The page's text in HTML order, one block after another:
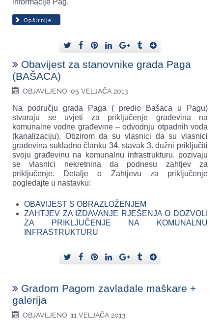
Opširnije...
Obavijest za stanovnike grada Paga
(BAŠACA)
OBJAVLJENO: 05 VELJAČA 2013
Na području grada Paga ( predio Bašaca u Pagu)
stvaraju se uvjeti za priključenje građevina na
komunalne vodne građevine – odvodnju otpadnih voda
(kanalizaciju). Obzirom da su vlasnici da su vlasnici
građevina sukladno članku 34. stavak 3. dužni priključiti
svoju građevinu na komunalnu infrastrukturu, pozivaju
se vlasnici nekretnina da podnesu zahtjev za
priključenje. Detalje o Zahtjevu za priključenje
pogledajte u nastavku:
OBAVIJEST S OBRAZLOŽENJEM
ZAHTJEV ZA IZDAVANJE RJEŠENJA O DOZVOLI
ZA PRIKLJUČENJE NA KOMUNALNU
INFRASTRUKTURU
Gradom Pagom zavladale maškare +
galerija
OBJAVLJENO: 11 VELJAČA 2013